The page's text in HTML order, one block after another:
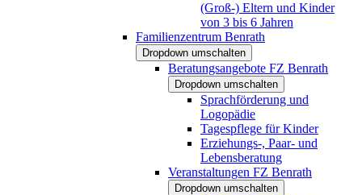
(Groß-) Eltern und Kinder
von 3 bis 6 Jahren
Familienzentrum Benrath
Dropdown umschalten
Beratungsangebote FZ Benrath
Dropdown umschalten
Sprachförderung und
Logopädie
Tagespflege für Kinder
Erziehungs-, Paar- und
Lebensberatung
Veranstaltungen FZ Benrath
Dropdown umschalten